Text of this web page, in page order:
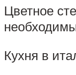
Цветное
Кухня в